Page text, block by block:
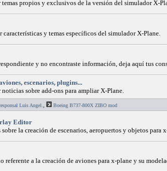
propios y exclusivos de la versión del simulador X-
características y temas específicos del simulador X-Plane.
y no encontraste información, deja aquí tus
escenarios, plugins...
sobre add-ons para ampliar X-Plane.
Luis Angel. Boeing B737-800X ZIBO mod
Editor
la creación de escenarios, aeropuertos y objetos para
referente a la creación de aviones para x-plane y su